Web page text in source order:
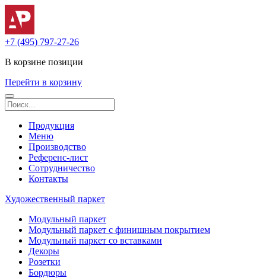
+7 (495) 797-27-26
В корзине позиции
Перейти в корзину
Продукция
Меню
Производство
Референс-лист
Сотрудничество
Контакты
Художественный паркет
Модульный паркет
Модульный паркет с финишным покрытием
Модульный паркет со вставками
Декоры
Розетки
Бордюры